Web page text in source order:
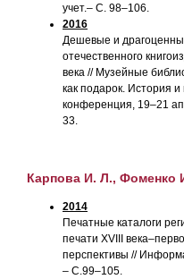
учет.– С. 98–106.
2016
Дешевые и
отечественного
века // Музейные
как подарок. История и
конференция, 19–21
33.
Карпова И. Л., Фоменко
2014
Печатные каталоги
печати XVIII
перспективы //
– С.99–105.